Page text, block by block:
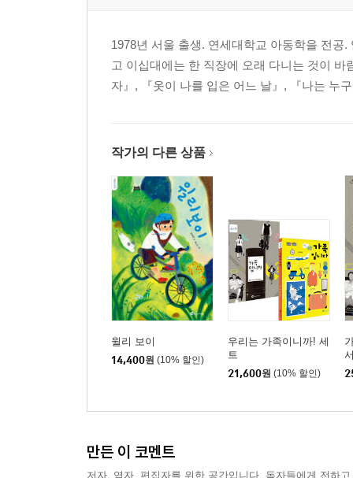
1978년 서울 출생. 연세대학교 아동학을 전
고 이십대에는 한 직장에 오래 다니는 것이
자』, 『옷이 나를 입은 어느 날』, 『나는 누
작가의 다른 상품
윌리 보이
14,400원 (10% 할인)
우리는 가족이니까! 세
트
21,600원 (10% 할인)
만든 이 코멘트
저자, 역자, 편집자를 위한 공간입니다. 독자들에게 전하